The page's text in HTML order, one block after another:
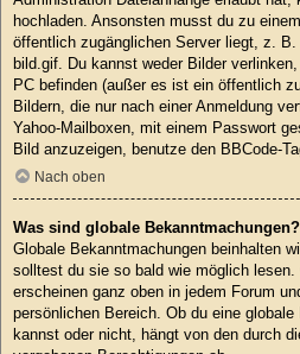
hochladen. Ansonsten musst du zu
öffentlich zugänglichen Server liegt, z.
bild.gif. Du kannst weder Bilder
PC befinden (außer es ist ein öffentlich
Bildern, die nur nach einer Anmeldung
Yahoo-Mailboxen, mit einem Passwort
Bild anzuzeigen, benutze den BBCode-
Nach oben
Was sind globale Bekanntmachungen?
Globale Bekanntmachungen beinhalten
solltest du sie so bald wie möglich
erscheinen ganz oben in jedem Forum
persönlichen Bereich. Ob du eine
kannst oder nicht, hängt von den durch